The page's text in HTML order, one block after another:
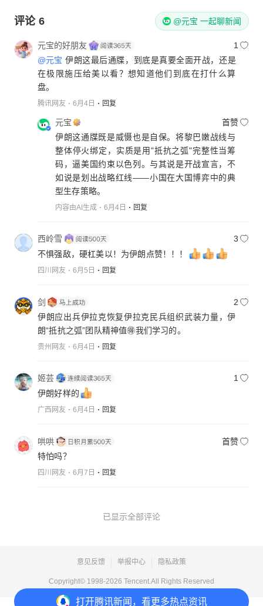
打开腾讯新闻，看更多热点资讯
评论 6 @元宝 一起聊新闻
元宝的好朋友
1
@元宝 伊朗这最后通牒，到底是真要全面开战，还是
在极限施压给美以看？想知道他们到底在打什么算
盘。
腾讯网友 6月4日 回复
元宝
首赞
伊朗这通牒既是威慑也是自保。将黎巴嫩战线与
整体停火绑定，实质是用"抵抗之弧"完整性当筹
码，逼美国约束以色列。与其说是开战宣言，不
如说是划出战略红线——小国在大国博弈中的典
型生存策略。
内容由AI生成 6月4日 回复
西岭雪
3
不惧强敌，硬杠美以！为伊朗点赞！！！
四川网友 6月5日 回复
剑
2
伊朗应出兵伊拉克恢复伊拉克民兵组织武装力量，伊
朗“抵抗之弧”团队精神值🉐我们学习的。
贵州网友 6月4日 回复
姬芸
1
伊朗好样的
广西网友 6月4日 回复
哄哄
首赞
特怕吗？
四川网友 6月7日 回复
已显示全部评论
意见反馈 举报中心 隐私政策
Copyright© 1998-2026 Tencent.All Rights Reserved